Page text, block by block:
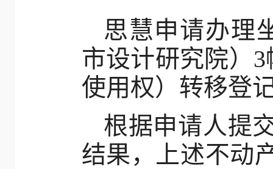
思慧申请办理
市设计研究院）
使用权）转移登
根据申请人提
结果，上述不动